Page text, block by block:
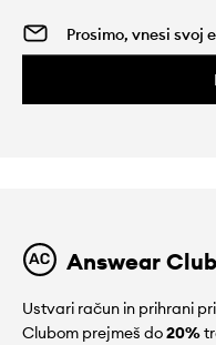
Answear Club
Ustvari račun in prihrani
Clubom prejmeš do20%